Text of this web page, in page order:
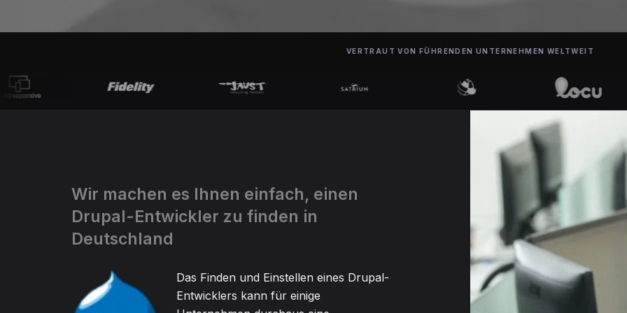
VERTRAUT VON FÜHRENDEN UNTERNEHMEN WELTWEIT
Wir machen es Ihnen einfach, einen
Drupal-Entwickler zu finden in
Deutschland
Das Finden und Einstellen eines Drupal-
Entwicklers kann für einige